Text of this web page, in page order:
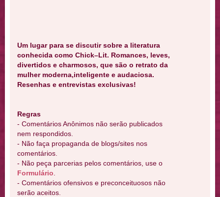
Um lugar para se discutir sobre a literatura
conhecida como Chick–Lit. Romances, leves,
divertidos e charmosos, que são o retrato da
mulher moderna,inteligente e audaciosa.
Resenhas e entrevistas exclusivas!
Regras
- Comentários Anônimos não serão publicados
nem respondidos.
- Não faça propaganda de blogs/sites nos
comentários.
- Não peça parcerias pelos comentários, use o
Formulário
- Comentários ofensivos e preconceituosos não
serão aceitos.